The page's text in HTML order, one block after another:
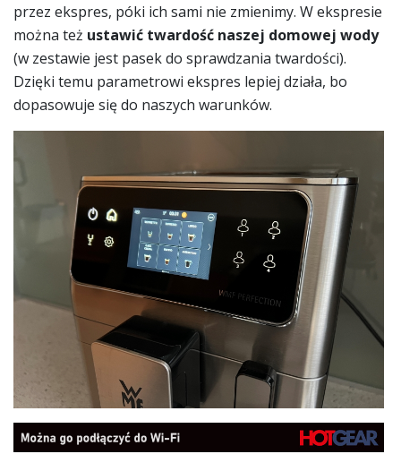
przez ekspres, póki ich sami nie zmienimy. W ekspresie
można też ustawić twardość naszej domowej wody
(w zestawie jest pasek do sprawdzania twardości).
Dzięki temu parametrowi ekspres lepiej działa, bo
dopasowuje się do naszych warunków.